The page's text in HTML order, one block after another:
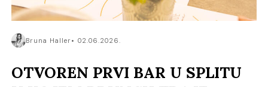
Bruna Haller 02.06.2026.
OTVOREN PRVI BAR U SPLITU